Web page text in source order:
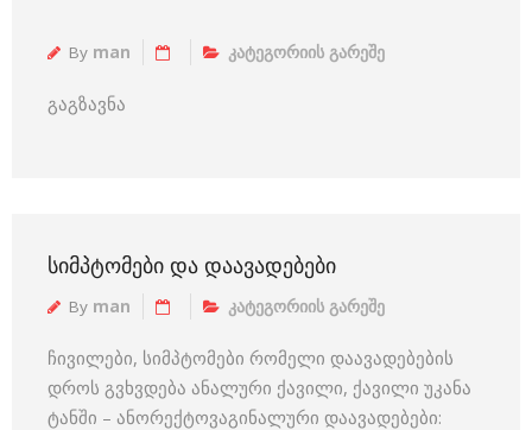
By man კატეგორიის გარეშე
გაგზავნა
ᲡᲘᲛᲞᲢᲝᲛᲔᲑᲘ ᲓᲐ ᲓᲐᲐᲕᲐᲓᲔᲑᲔᲑᲘ
By man კატეგორიის გარეშე
ჩივილები, სიმპტომები რომელი დაავადებების
დროს გვხვდება ანალური ქავილი, ქავილი უკანა
ტანში – ანორექტოვაგინალური დაავადებები: